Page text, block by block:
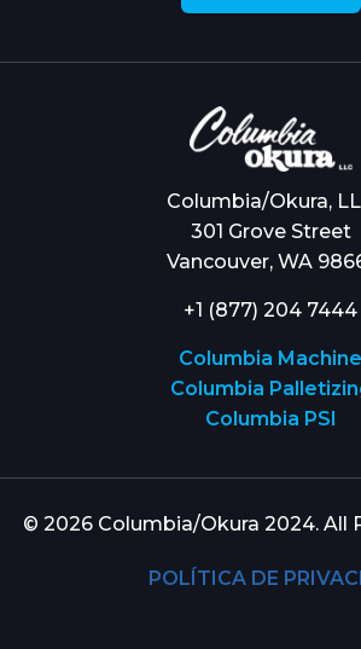
Columbia/Okura,
301 Grove Street
Vancouver, WA
+1 (877) 204 7444
Columbia Machine
Columbia
Columbia PSI
© 2026 Columbia/Okura 2024. All
POLÍTICA DE